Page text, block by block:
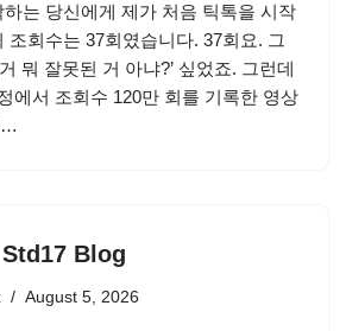
는 당신에게 제가 처음 틱톡을 시작
조회수는 37회였습니다. 37회요. 그
뭐 잘못된 거 아냐?’ 싶었죠. 그런데
에서 조회수 120만 회를 기록한 영상
…
Blog
August 5, 2026